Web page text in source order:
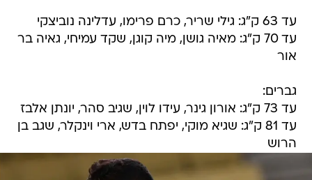
עד 63 ק"ג: גילי שריר, כרם פרימו, עדלינה נוביצקי
עד 70 ק"ג: מאיה גושן, מיה קוגן, שקד עמיחי, גאיה בר
אור
גברים:
עד 73 ק"ג: אורון גינר, עידו לוין, שגיב סהר, יונתן אלבז
עד 81 ק"ג: שגיא מוקי, יפתח בדש, ארי וינקלר, שגב בן
הרוש